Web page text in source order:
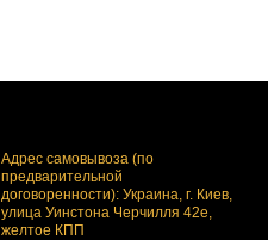
Адрес самовывоза (по
предварительной
договоренности): Украина, г. Киев,
улица Уинстона Черчилля 42е,
желтое КПП